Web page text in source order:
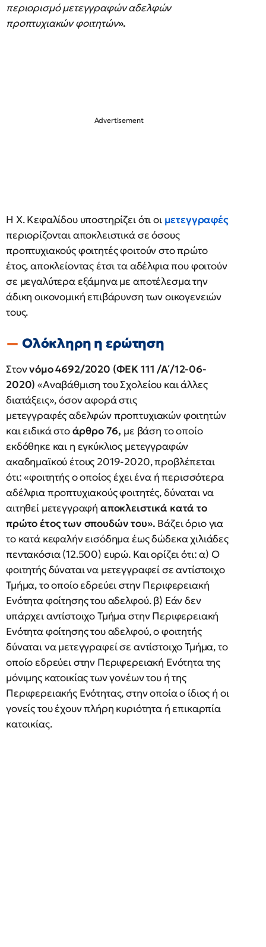
περιορισμό μετεγγραφών αδελφών
προπτυχιακών φοιτητών».
Η Χ. Κεφαλίδου υποστηρίζει ότι οι μετεγγραφές
περιορίζονται αποκλειστικά σε όσους
προπτυχιακούς φοιτητές φοιτούν στο πρώτο
έτος, αποκλείοντας έτσι τα αδέλφια που φοιτούν
σε μεγαλύτερα εξάμηνα με αποτέλεσμα την
άδικη οικονομική επιβάρυνση των οικογενειών
τους.
Ολόκληρη η ερώτηση
Στοννόμο 4692/2020 (ΦΕΚ 111 /Α΄/12-06-
2020)«Αναβάθμιση του Σχολείου και άλλες
διατάξεις», όσον αφορά στις
μετεγγραφές αδελφών προπτυχιακών φοιτητών
και ειδικά στοάρθρο 76, με βάση το οποίο
εκδόθηκε και η εγκύκλιος μετεγγραφών
ακαδημαϊκού έτους 2019-2020, προβλέπεται
ότι: «φοιτητής ο οποίος έχει ένα ή περισσότερα
αδέλφια προπτυχιακούς φοιτητές, δύναται να
αιτηθεί μετεγγραφή αποκλειστικά κατά το
πρώτο έτος των σπουδών του». Βάζει όριο για
το κατά κεφαλήν εισόδημα έως δώδεκα χιλιάδες
πεντακόσια (12.500) ευρώ. Και ορίζει ότι: α) Ο
φοιτητής δύναται να μετεγγραφεί σε αντίστοιχο
Τμήμα, το οποίο εδρεύει στην Περιφερειακή
Ενότητα φοίτησης του αδελφού. β) Εάν δεν
υπάρχει αντίστοιχο Τμήμα στην Περιφερειακή
Ενότητα φοίτησης του αδελφού, ο φοιτητής
δύναται να μετεγγραφεί σε αντίστοιχο Τμήμα, το
οποίο εδρεύει στην Περιφερειακή Ενότητα της
μόνιμης κατοικίας των γονέων του ή της
Περιφερειακής Ενότητας, στην οποία ο ίδιος ή οι
γονείς του έχουν πλήρη κυριότητα ή επικαρπία
κατοικίας.